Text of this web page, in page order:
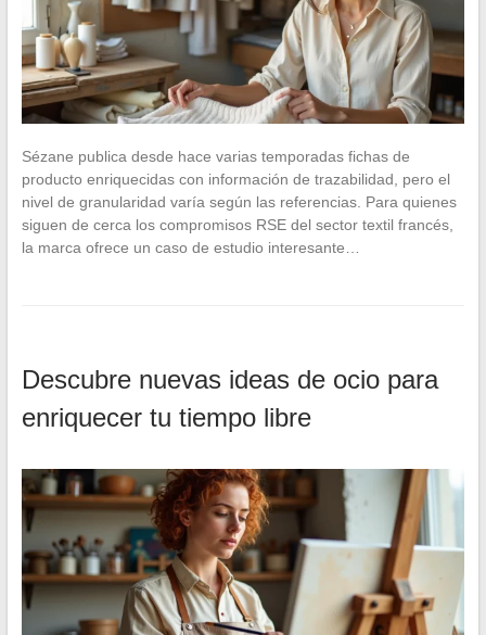
Sézane publica desde hace varias temporadas fichas de
producto enriquecidas con información de trazabilidad, pero el
nivel de granularidad varía según las referencias. Para quienes
siguen de cerca los compromisos RSE del sector textil francés,
la marca ofrece un caso de estudio interesante…
Descubre nuevas ideas de ocio para
enriquecer tu tiempo libre